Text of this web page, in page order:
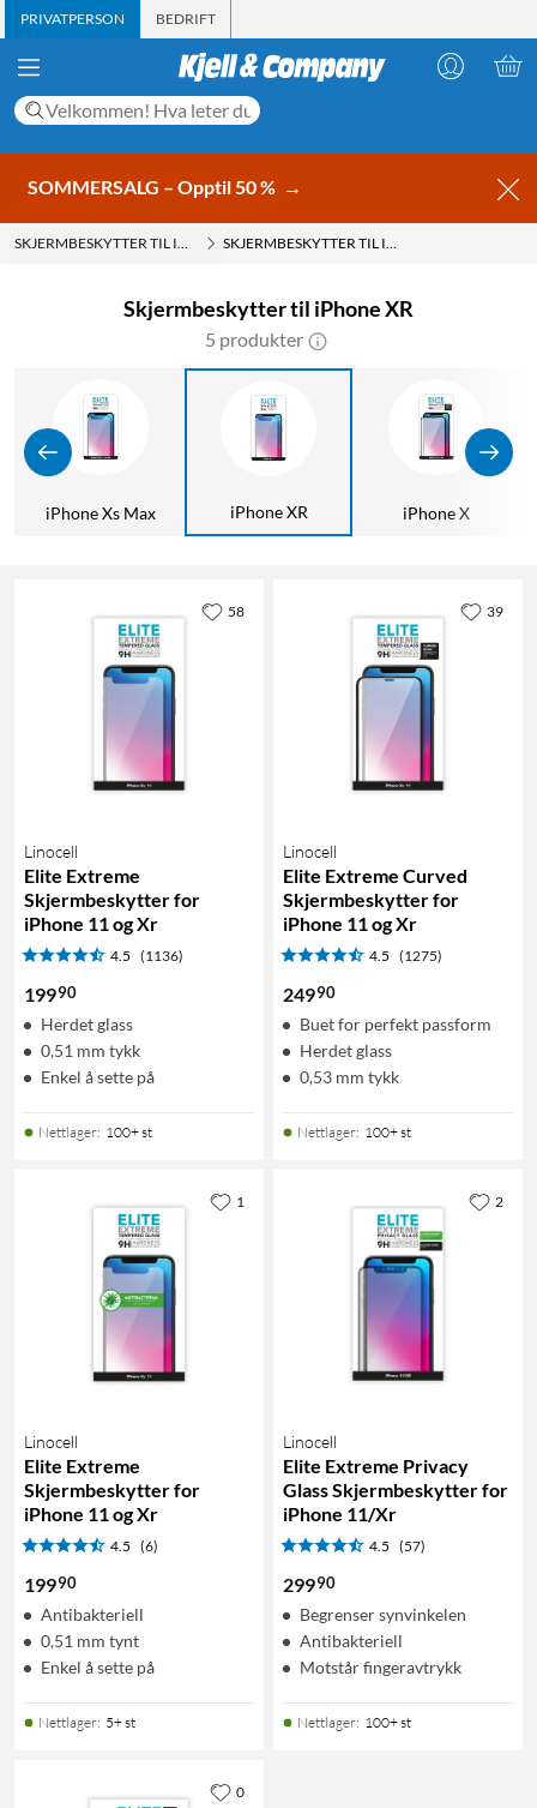
PRIVATPERSON BEDRIFT
SOMMERSALG – Opptil 50 % →
SKJERMBESKYTTER TIL IPHONE SKJERMBESKYTTER TIL IPHONE XR
Skjermbeskytter til iPhone XR
5 produkter
iPhone Xs Max iPhone XR iPhone X
Linocell
Elite Extreme
Skjermbeskytter for
iPhone 11 og Xr
4.5 (1136)
19990
Herdet glass
0,51 mm tykk
Enkel å sette på
Nettlager: 100+ st
58
Linocell
Elite Extreme Curved
Skjermbeskytter for
iPhone 11 og Xr
4.5 (1275)
24990
Buet for perfekt passform
Herdet glass
0,53 mm tykk
Nettlager: 100+ st
39
Linocell
Elite Extreme
Skjermbeskytter for
iPhone 11 og Xr
4.5 (6)
19990
Antibakteriell
0,51 mm tynt
Enkel å sette på
Nettlager: 5+ st
1
Linocell
Elite Extreme Privacy
Glass Skjermbeskytter for
iPhone 11/Xr
4.5 (57)
29990
Begrenser synvinkelen
Antibakteriell
Motstår fingeravtrykk
Nettlager: 100+ st
2
0